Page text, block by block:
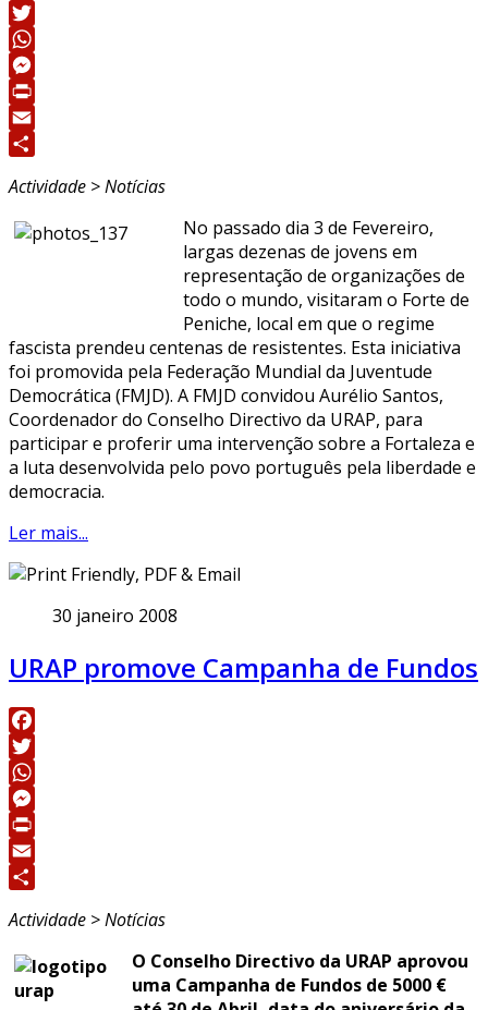
Facebook
Twitter
WhatsApp
Messenger
Print
Email
Actividade > Notícias
No passado dia 3 de Fevereiro,
largas dezenas de jovens em
representação de organizações de
todo o mundo, visitaram o Forte de
Peniche, local em que o regime
fascista prendeu centenas de resistentes. Esta iniciativa
foi promovida pela Federação Mundial da Juventude
Democrática (FMJD). A FMJD convidou Aurélio Santos,
Coordenador do Conselho Directivo da URAP, para
participar e proferir uma intervenção sobre a Fortaleza e
a luta desenvolvida pelo povo português pela liberdade e
democracia.
Ler mais...
30 janeiro 2008
URAP promove Campanha de Fundos
Facebook
Twitter
WhatsApp
Messenger
Print
Email
Actividade > Notícias
O Conselho Directivo da URAP aprovou
uma Campanha de Fundos de 5000 €